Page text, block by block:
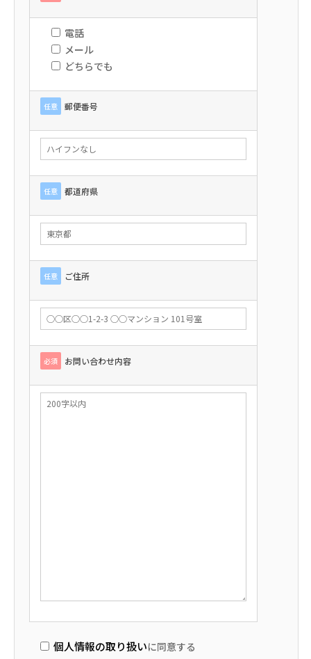
電話
メール
どちらでも
任意 郵便番号
任意 都道府県
任意 ご住所
必須 お問い合わせ内容
個人情報の取り扱いに同意する